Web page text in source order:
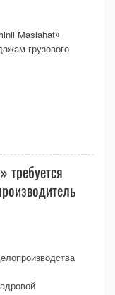
Maslahat»
грузового
требуется